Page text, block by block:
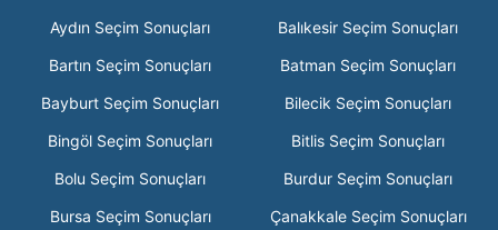
Aydın Seçim Sonuçları
Balıkesir Seçim Sonuçları
Bartın Seçim Sonuçları
Batman Seçim Sonuçları
Bayburt Seçim Sonuçları
Bilecik Seçim Sonuçları
Bingöl Seçim Sonuçları
Bitlis Seçim Sonuçları
Bolu Seçim Sonuçları
Burdur Seçim Sonuçları
Bursa Seçim Sonuçları
Çanakkale Seçim Sonuçları